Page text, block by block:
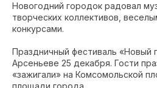
Новогодний городок радовал
творческих коллективов,
конкурсами.
Праздничный фестиваль «Новый
Арсеньеве 25 декабря. Гости
«зажигали» на Комсомольской
площади города.